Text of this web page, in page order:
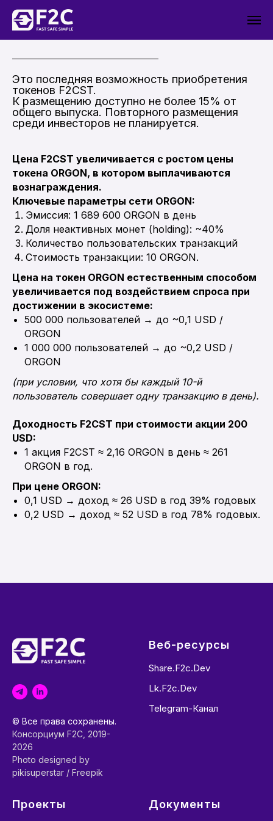
Это последняя возможность приобретения
токенов F2CST.
К размещению доступно не более 15% от
общего выпуска. Повторного размещения
среди инвесторов не планируется.
Цена F2CST увеличивается с ростом цены
токена ORGON, в котором выплачиваются
вознаграждения.
Ключевые параметры сети ORGON:
Эмиссия: 1 689 600 ORGON в день
Доля неактивных монет (holding): ~40%
Количество пользовательских транзакций
Стоимость транзакции: 10 ORGON.
Цена на токен ORGON естественным способом
увеличивается под воздействием спроса при
достижении в экосистеме:
500 000 пользователей → до ~0,1 USD /
ORGON
1 000 000 пользователей → до ~0,2 USD /
ORGON
(при условии, что хотя бы каждый 10-й
пользователь совершает одну транзакцию в день).
Доходность F2CST при стоимости акции 200
USD:
1 акция F2CST ≈ 2,16 ORGON в день ≈ 261
ORGON в год.
При цене ORGON:
0,1 USD → доход ≈ 26 USD в год 39% годовых
0,2 USD → доход ≈ 52 USD в год 78% годовых.
© Все права сохранены.
Консорциум F2C, 2019-
2026
Photo designed by
pikisuperstar / Freepik
Веб-ресурсы
Share.f2c.dev
Lk.f2c.dev
Telegram-Канал
Проекты Документы